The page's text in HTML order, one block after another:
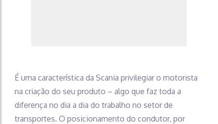
É uma característica da Scania privilegiar o motorista
na criação do seu produto – algo que faz toda a
diferença no dia a dia do trabalho no setor de
transportes. O posicionamento do condutor, por